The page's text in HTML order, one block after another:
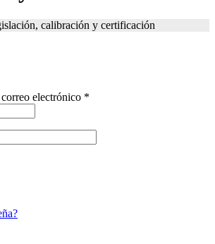
calibración y certificación
electrónico *